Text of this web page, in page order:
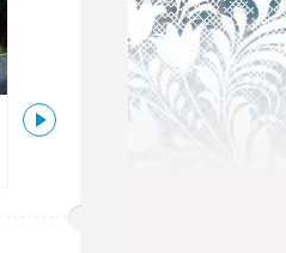
Чернівецька, Україна